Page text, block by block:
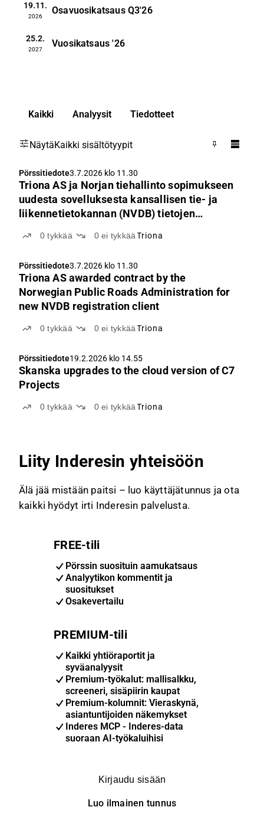
19.11.
2026
Osavuosikatsaus Q3'26
25.2.
2027
Vuosikatsaus '26
Kaikki Analyysit Tiedotteet
NäytäKaikki sisältötyypit
Pörssitiedote3.7.2026 klo 11.30
Triona AS ja Norjan tiehallinto sopimukseen
uudesta sovelluksesta kansallisen tie- ja
liikennetietokannan (NVDB) tietojen
0tykkää 0ei tykkää Triona
Pörssitiedote3.7.2026 klo 11.30
Triona AS awarded contract by the
Norwegian Public Roads Administration for
new NVDB registration client
0tykkää 0ei tykkää Triona
Pörssitiedote19.2.2026 klo 14.55
Skanska upgrades to the cloud version of C7
Projects
0tykkää 0ei tykkää Triona
Liity Inderesin yhteisöön
Älä jää mistään paitsi – luo käyttäjätunnus ja ota
kaikki hyödyt irti Inderesin palvelusta.
FREE-tili
Pörssin suosituin aamukatsaus
Analyytikon kommentit ja
suositukset
Osakevertailu
PREMIUM-tili
Kaikki yhtiöraportit ja
syväanalyysit
Premium-työkalut: mallisalkku,
screeneri, sisäpiirin kaupat
Premium-kolumnit: Vieraskynä,
asiantuntijoiden näkemykset
Inderes MCP - Inderes-data
suoraan AI-työkaluihisi
Kirjaudu sisään
Luo ilmainen tunnus